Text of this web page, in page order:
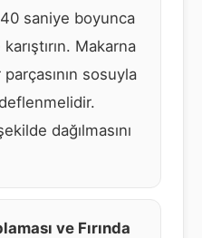
saniye boyunca
Makarna
parçasının sosuyla
dağılmasını
ve Fırında